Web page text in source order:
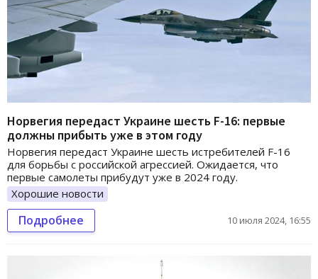
Норвегия передаст Украине шесть F-16: первые
должны прибыть уже в этом году
Норвегия передаст Украине шесть истребителей F-16
для борьбы с российской агрессией. Ожидается, что
первые самолеты прибудут уже в 2024 году.
Хорошие новости
Подробнее 10 июля 2024, 16:55